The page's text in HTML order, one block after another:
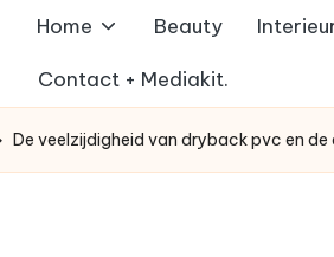
Home Beauty
Contact + Mediakit.
De veelzijdigheid van dryback pvc en